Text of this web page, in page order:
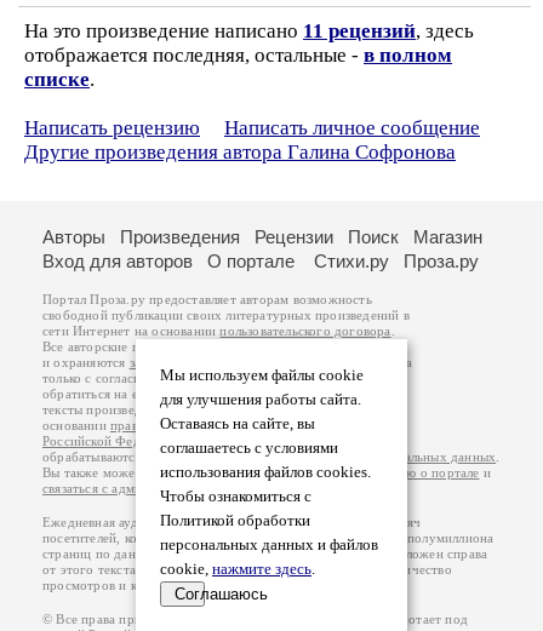
На это произведение написано 11 рецензий, здесь
отображается последняя, остальные - в полном
списке.
Написать рецензию
Написать личное сообщение
Другие произведения автора Галина Софронова
Мы используем файлы cookie
для улучшения работы сайта.
Оставаясь на сайте, вы
соглашаетесь с условиями
использования файлов cookies.
Чтобы ознакомиться с
Политикой обработки
персональных данных и файлов
cookie, нажмите здесь.
Соглашаюсь
Авторы Произведения Рецензии Поиск
Магазин
Вход для авторов
О портале Стихи.ру Проза.ру
Портал Проза.ру предоставляет авторам возможность
свободной публикации своих литературных произведений в
сети Интернет на основаниипользовательского договора
Все авторские права на произведения принадлежат авторам
и охраняются законом
. Перепечатка произведений возможна
только с согласия его автора, к которому вы можете
обратиться на его авторской странице. Ответственность за
тексты произведений авторы несут самостоятельно на
основанииправил публикацииизаконодательства
Российской Федерации
обрабатываются на основанииПолитики обработки персональных данных
Вы также можете посмотреть более подробнуюинформацию о портале и
связаться с администрацией
Ежедневная аудитория портала Проза.ру – порядка 100 тысяч
посетителей, которые в общей сумме просматривают более полумиллиона
страниц по данным счетчика посещаемости, который расположен справа
от этого текста. В каждой графе указано по две цифры: количество
просмотров и количество посетителей.
© Все права принадлежат авторам, 2000-2026. Портал работает под